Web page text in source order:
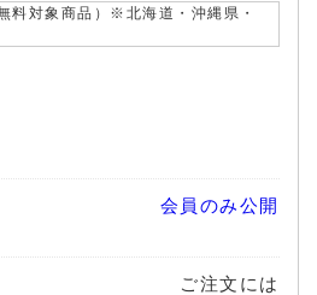
料対象商品）※北海道・沖縄県・
会員のみ公開
ご注文には